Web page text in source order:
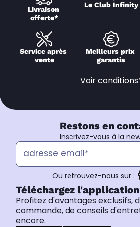
Livraison
offerte*
Le Club Infinity
Service après
vente
Meilleurs prix
garantis
Voir
Restons en
Inscrivez-vous à la
Ou retrouvez-nous sur :
Téléchargez
Profitez d'avantages exclusifs,
commande, de conseils
encore.